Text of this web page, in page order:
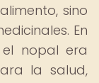
sino
En
nopal era
la salud,